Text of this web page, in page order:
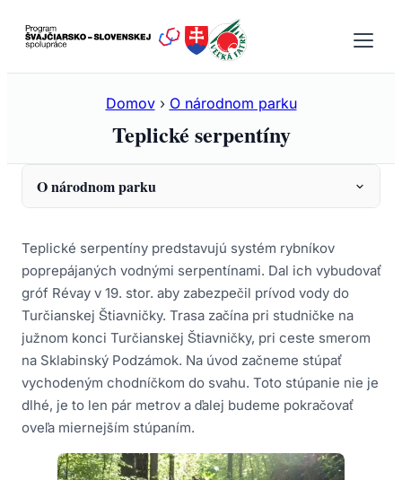
Domov › O národnom parku
Teplické serpentíny
O národnom parku
Fauna
Flóra
Lesné spoločenstvá
Ochrana prírody
Invázne rastliny
Ako sa správať v oblasti s výskytom medveďa
hnedého
Teplické serpentíny predstavujú systém rybníkov
poprepájaných vodnými serpentínami. Dal ich vybudovať
gróf Révay v 19. stor. aby zabezpečil prívod vody do
Turčianskej Štiavničky. Trasa začína pri studničke na
južnom konci Turčianskej Štiavničky, pri ceste smerom
na Sklabinský Podzámok. Na úvod začneme stúpať
vychodeným chodníčkom do svahu. Toto stúpanie nie je
dlhé, je to len pár metrov a ďalej budeme pokračovať
oveľa miernejším stúpaním.